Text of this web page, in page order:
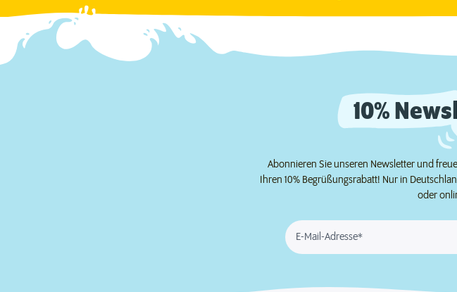
10%
Abonnieren Sie unseren Newsletter und
Ihren 10% Begrüßungsrabatt! Nur in
oder
E-Mail-Adresse*